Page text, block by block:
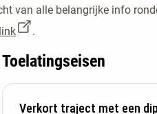
van alle belangrijke info
.
Toelatingseisen
Verkort traject met een